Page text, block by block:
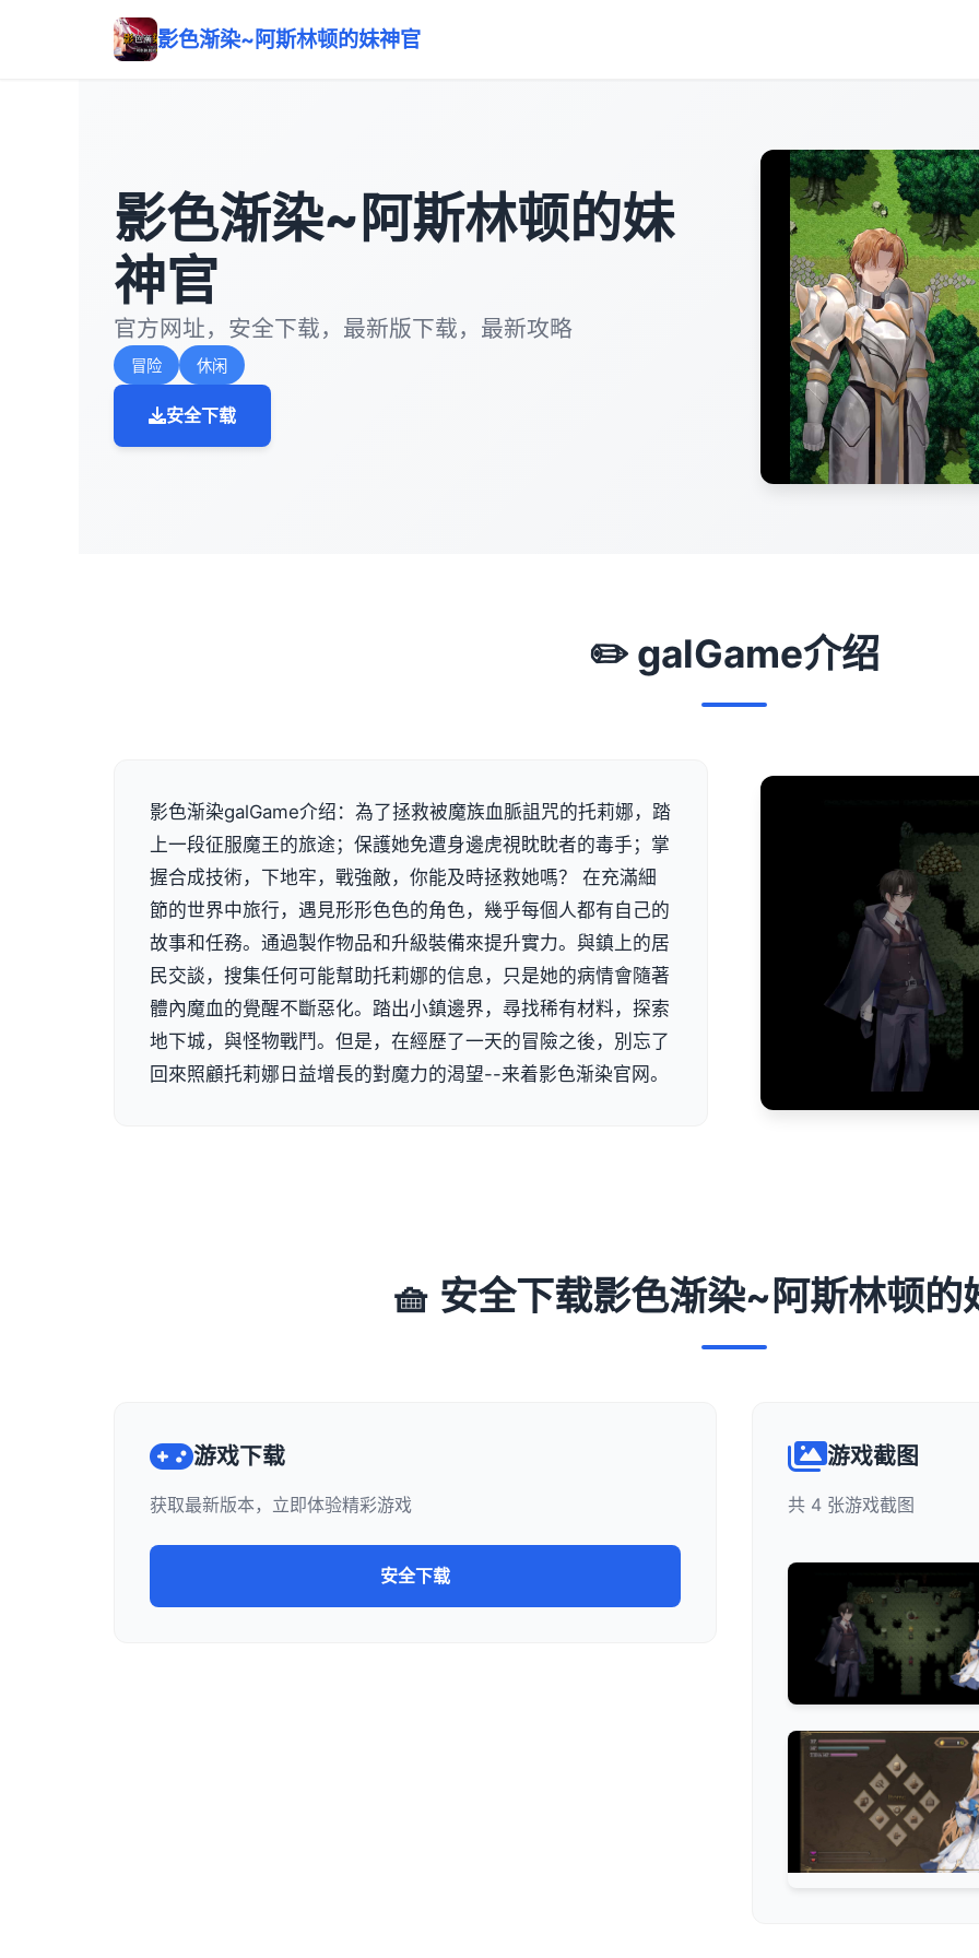
影色渐染~阿斯林顿的妹神官
影色渐染~阿斯林顿的妹
神官
官方网址，安全下载，最新版下载，最新攻略
冒险 休闲
安全下载
✏️ galGame介绍
影色渐染galGame介绍：為了拯救被魔族血脈詛咒的托莉娜，踏
上一段征服魔王的旅途；保護她免遭身邊虎視眈眈者的毒手；掌
握合成技術，下地牢，戰強敵，你能及時拯救她嗎？ 在充滿細
節的世界中旅行，遇見形形色色的角色，幾乎每個人都有自己的
故事和任務。通過製作物品和升級裝備來提升實力。與鎮上的居
民交談，搜集任何可能幫助托莉娜的信息，只是她的病情會隨著
體內魔血的覺醒不斷惡化。踏出小鎮邊界，尋找稀有材料，探索
地下城，與怪物戰鬥。但是，在經歷了一天的冒險之後，別忘了
回來照顧托莉娜日益增長的對魔力的渴望--来着影色渐染官网。
🧺 安全下载影色渐染~阿斯林顿的
游戏下载
获取最新版本，立即体验精彩游戏
安全下载
游戏截图
共 4 张游戏截图